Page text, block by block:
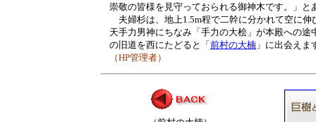
崇敬の皆様を見守っておられる御神木です。」と
夫婦杉は、地上1.5m程で二幹に分かれて空に伸
天手力男神にちなみ「手力の大桧」が本殿への途
の旧道を西にたどると「 前村の大楠 」に出会えま
（HP管理者）